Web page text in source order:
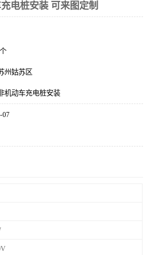
电桩安装 可来图定制
州姑苏区
机动车充电桩安装
07